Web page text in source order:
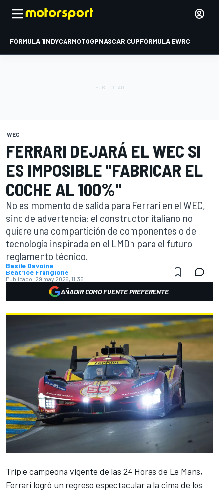
FÓRMULA 1INDYCARMOTOGPNASCAR CUPFÓRMULA EWRC
WEC
FERRARI DEJARÁ EL WEC SI
ES IMPOSIBLE "FABRICAR EL
COCHE AL 100%"
No es momento de salida para Ferrari en el WEC,
sino de advertencia: el constructor italiano no
quiere una compartición de componentes o de
tecnología inspirada en el LMDh para el futuro
reglamento técnico.
Basile Davoine
Beatrice Frangione
Publicado: 29 may 2026, 11:35
AÑADIR COMO FUENTE PREFERENTE
Triple campeona vigente de las 24 Horas de Le Mans,
Ferrari logró un regreso espectacular a la cima de los